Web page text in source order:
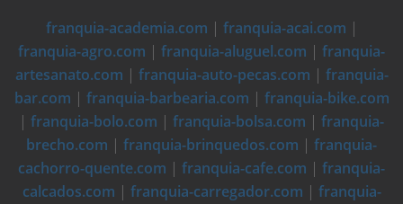
franquia-academia.com | franquia-acai.com |
franquia-agro.com | franquia-aluguel.com | franquia-
artesanato.com | franquia-auto-pecas.com | franquia-
bar.com | franquia-barbearia.com | franquia-bike.com
| franquia-bolo.com | franquia-bolsa.com | franquia-
brecho.com | franquia-brinquedos.com | franquia-
cachorro-quente.com | franquia-cafe.com | franquia-
calcados.com | franquia-carregador.com | franquia-